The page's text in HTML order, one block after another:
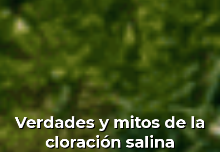
Verdades y mitos de la
cloración salina